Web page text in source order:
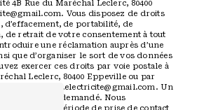
4B Rue du Maréchal Leclerc, 80400
Vous disposez de droits
d’effacement, de portabilité, de
de retrait de votre consentement à tout
une réclamation auprès d’une
que d’organiser le sort de vos données
exercer ces droits par voie postale à
Leclerc, 80400 Eppeville ou par
l'adresse seine.electricite@gmail.com. Un
vous être demandé. Nous